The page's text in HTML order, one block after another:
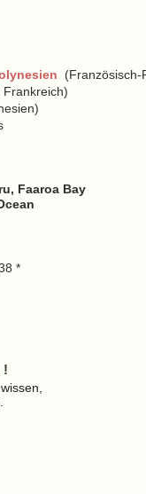
(Französisch-
Frankreich)
Faaroa Bay
*
!